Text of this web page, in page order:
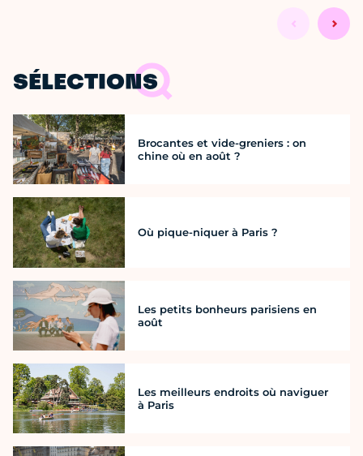
SÉLECTIONS
Brocantes et vide-greniers : on
chine où en août ?
Où pique-niquer à Paris ?
Les petits bonheurs parisiens en
août
Les meilleurs endroits où naviguer
à Paris